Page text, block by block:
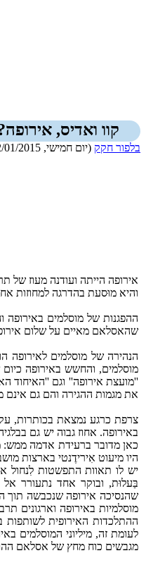
קוו ואדיס,
בלפור חקק (יום חמישי, 22/01/2015 שעה 12:00)
אירופה הייתה ועודנה מעוז של
והיא מוּסעת בהדרגה למחוזות
ההפגנות של מוסלמים באירופה
שהאסלאם מאיים על שלום
מוסלמים, והחשש באירופה
''מועצת אירופה'' וגם ''האיחוד
את מגמות ההגירה והם גם
צרפת כרגע נמצאת בכותרות,
באירופה. אחוז גבוה יש גם
כאן מדובר ברעידת אדמה ממש:
היו מיעוט אִירידֶנטי בארצות
יש לו תאוות התפשטות
בַּעלוּת, ובוקר אחד נתעורר
שהנסיכה אירופה שנכבשה תוך
מוסלמיות באירופה וארגונים
ההתלכדות האירופית לשותפות
לעומת זה, מיליוני המוסלמים
מגבשים כוח מחץ של אסלאם